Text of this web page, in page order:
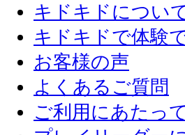
キドキドについ
キドキドで体験
お客様の声
よくあるご質問
ご利用にあたっ